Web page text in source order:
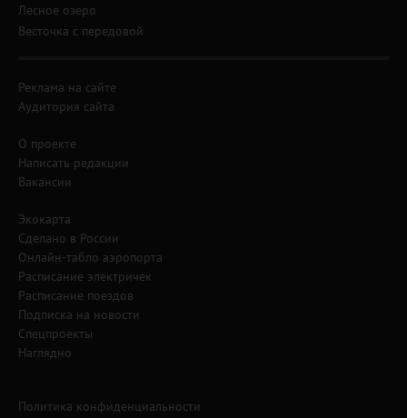
Лесное озеро
Весточка с передовой
Реклама на сайте
Аудитория сайта
О проекте
Написать редакции
Вакансии
Экокарта
Сделано в России
Онлайн-табло аэропорта
Расписание электричек
Расписание поездов
Подписка на новости
Спецпроекты
Наглядно
Политика конфиденциальности